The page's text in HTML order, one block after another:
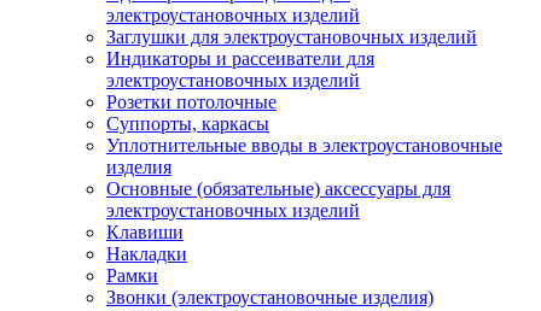
электроустановочных изделий
Заглушки для электроустановочных изделий
Индикаторы и рассеиватели для
электроустановочных изделий
Розетки потолочные
Суппорты, каркасы
Уплотнительные вводы в электроустановочные
изделия
Основные (обязательные) аксессуары для
электроустановочных изделий
Клавиши
Накладки
Рамки
Звонки (электроустановочные изделия)